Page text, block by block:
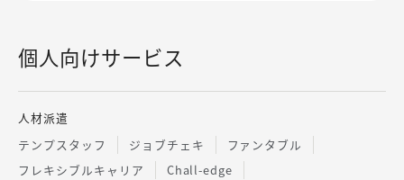
個人向けサービス
人材派遣
テンプスタッフ
ジョブチェキ
ファンタブル
フレキシブルキャリア
Chall-edge